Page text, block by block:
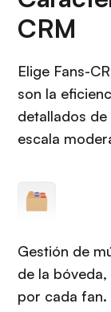
CRM
Elige Fans-
son la
detallados
escala
Gestión de
de la
por cada fan.